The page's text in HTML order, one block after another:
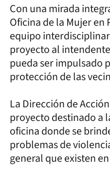
Con una mirada
Oficina de la Mujer en
equipo
proyecto al
pueda ser impulsado
protección de las
La Dirección de
proyecto destinado a
oficina donde se
problemas de
general que existen